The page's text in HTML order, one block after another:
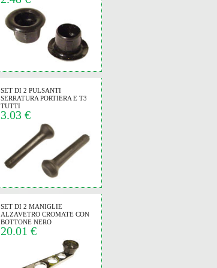
SET DI 2 PULSANTI
SERRATURA PORTIERA E T3
TUTTI
3.03 €
SET DI 2 MANIGLIE
ALZAVETRO CROMATE CON
BOTTONE NERO
20.01 €